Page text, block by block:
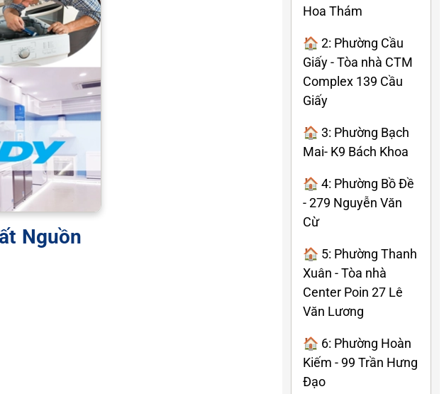
Nguồn
Hoa Thám
🏠 2: Phường Cầu
Giấy - Tòa nhà CTM
Complex 139 Cầu
Giấy
🏠 3: Phường Bạch
Mai- K9 Bách Khoa
🏠 4: Phường Bồ Đề
- 279 Nguyễn Văn
Cừ
🏠 5: Phường Thanh
Xuân - Tòa nhà
Center Poin 27 Lê
Văn Lương
🏠 6: Phường Hoàn
Kiếm - 99 Trần Hưng
Đạo